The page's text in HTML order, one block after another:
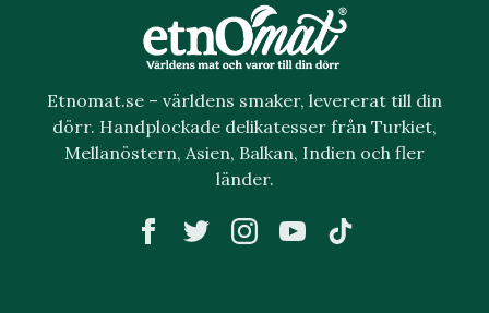
Etnomat.se – världens smaker, levererat till din
dörr. Handplockade delikatesser från Turkiet,
Mellanöstern, Asien, Balkan, Indien och fler
länder.